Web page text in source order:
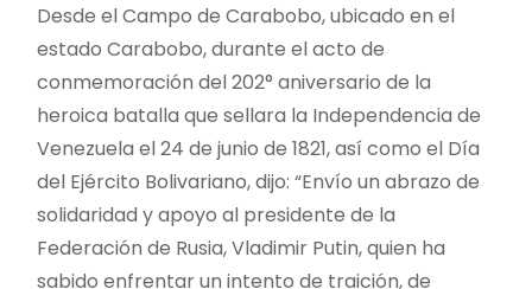
Desde el Campo de Carabobo, ubicado en el
estado Carabobo, durante el acto de
conmemoración del 202° aniversario de la
heroica batalla que sellara la Independencia de
Venezuela el 24 de junio de 1821, así como el Día
del Ejército Bolivariano, dijo: “Envío un abrazo de
solidaridad y apoyo al presidente de la
Federación de Rusia, Vladimir Putin, quien ha
sabido enfrentar un intento de traición, de